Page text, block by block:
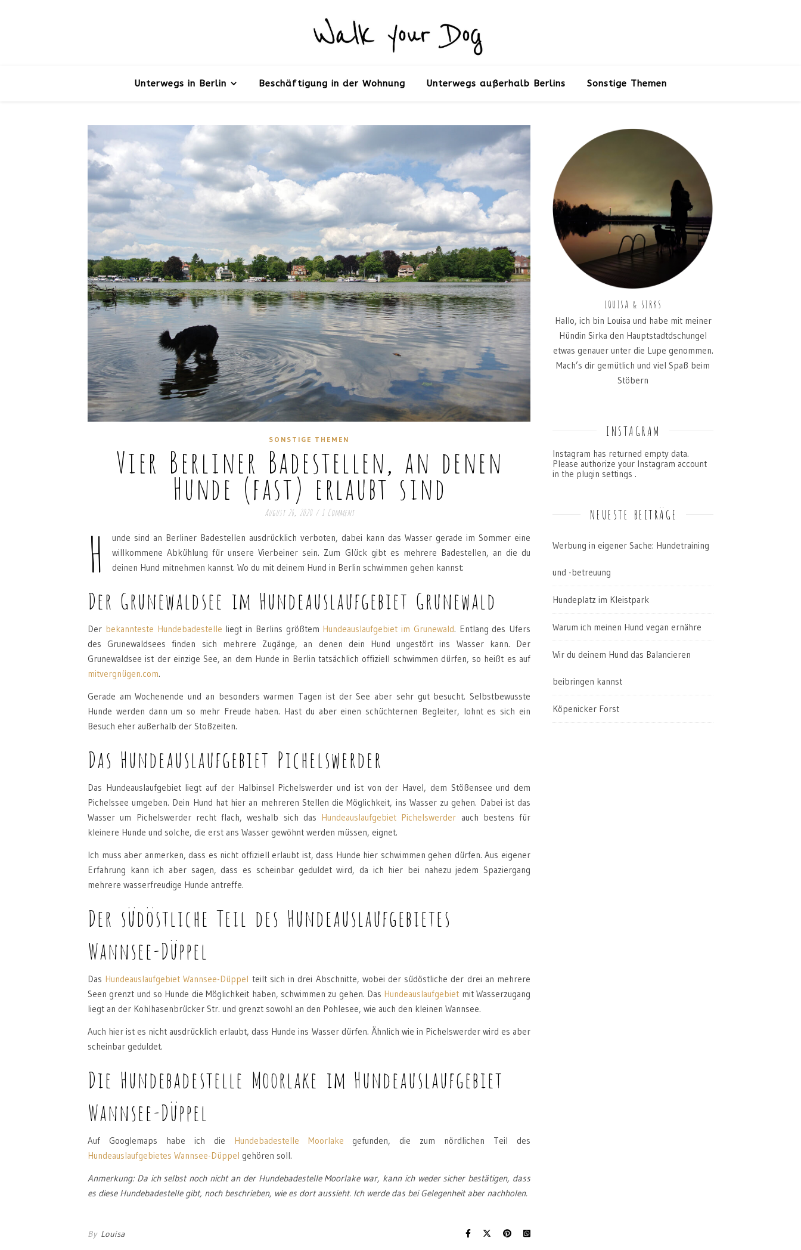
Unterwegs in Berlin Beschäftigung in der Wohnung Unterwegs außerhalb Berlins Sonstige Themen
SONSTIGE THEMEN
Vier Berliner Badestellen, an denen
Hunde (fast) erlaubt sind
August 26, 2020 / 1 Comment
H
unde sind an Berliner Badestellen ausdrücklich verboten, dabei kann das Wasser gerade im Sommer eine
willkommene Abkühlung für unsere Vierbeiner sein. Zum Glück gibt es mehrere Badestellen, an die du
deinen Hund mitnehmen kannst. Wo du mit deinem Hund in Berlin schwimmen gehen kannst:
Der Grunewaldsee im Hundeauslaufgebiet Grunewald
Der bekannteste Hundebadestelle liegt in Berlins größtem Hundeauslaufgebiet im Grunewald. Entlang des Ufers
des Grunewaldsees finden sich mehrere Zugänge, an denen dein Hund ungestört ins Wasser kann. Der
Grunewaldsee ist der einzige See, an dem Hunde in Berlin tatsächlich offiziell schwimmen dürfen, so heißt es auf
mitvergnügen.com.
Gerade am Wochenende und an besonders warmen Tagen ist der See aber sehr gut besucht. Selbstbewusste
Hunde werden dann um so mehr Freude haben. Hast du aber einen schüchternen Begleiter, lohnt es sich ein
Besuch eher außerhalb der Stoßzeiten.
Das Hundeauslaufgebiet Pichelswerder
Das Hundeauslaufgebiet liegt auf der Halbinsel Pichelswerder und ist von der Havel, dem Stößensee und dem
Pichelssee umgeben. Dein Hund hat hier an mehreren Stellen die Möglichkeit, ins Wasser zu gehen. Dabei ist das
Wasser um Pichelswerder recht flach, weshalb sich das Hundeauslaufgebiet Pichelswerder auch bestens für
kleinere Hunde und solche, die erst ans Wasser gewöhnt werden müssen, eignet.
Ich muss aber anmerken, dass es nicht offiziell erlaubt ist, dass Hunde hier schwimmen gehen dürfen. Aus eigener
Erfahrung kann ich aber sagen, dass es scheinbar geduldet wird, da ich hier bei nahezu jedem Spaziergang
mehrere wasserfreudige Hunde antreffe.
Der südöstliche Teil des Hundeauslaufgebietes
Wannsee-Düppel
Das Hundeauslaufgebiet Wannsee-Düppel teilt sich in drei Abschnitte, wobei der südöstliche der drei an mehrere
Seen grenzt und so Hunde die Möglichkeit haben, schwimmen zu gehen. Das Hundeauslaufgebiet mit Wasserzugang
liegt an der Kohlhasenbrücker Str. und grenzt sowohl an den Pohlesee, wie auch den kleinen Wannsee.
Auch hier ist es nicht ausdrücklich erlaubt, dass Hunde ins Wasser dürfen. Ähnlich wie in Pichelswerder wird es aber
scheinbar geduldet.
Die Hundebadestelle Moorlake im Hundeauslaufgebiet
Wannsee-Düppel
Auf Googlemaps habe ich die Hundebadestelle Moorlake gefunden, die zum nördlichen Teil des
Hundeauslaufgebietes Wannsee-Düppel gehören soll.
Anmerkung: Da ich selbst noch nicht an der Hundebadestelle Moorlake war, kann ich weder sicher bestätigen, dass
es diese Hundebadestelle gibt, noch beschrieben, wie es dort aussieht. Ich werde das bei Gelegenheit aber nachholen.
By Louisa
LOUISA & SIRKS
Hallo, ich bin Louisa und habe mit meiner
Hündin Sirka den Hauptstadtdschungel
etwas genauer unter die Lupe genommen.
Mach’s dir gemütlich und viel Spaß beim
Stöbern
INSTAGRAM
Instagram has returned empty data.
Please authorize your Instagram account
in the plugin settings .
NEUESTE BEITRÄGE
Werbung in eigener Sache: Hundetraining
und -betreuung
Hundeplatz im Kleistpark
Warum ich meinen Hund vegan ernähre
Wir du deinem Hund das Balancieren
beibringen kannst
Köpenicker Forst